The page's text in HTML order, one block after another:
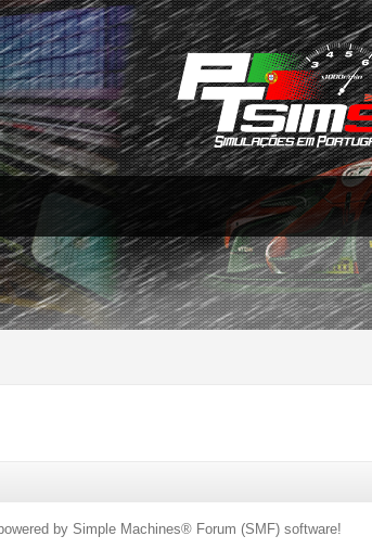
by Simple Machines® Forum (SMF) software!